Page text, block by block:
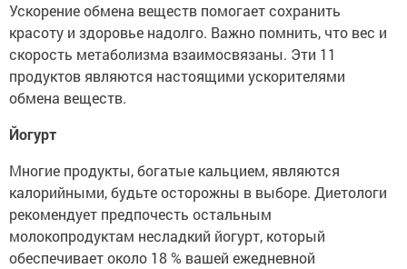
Ускорение обмена веществ помогает сохранить
красоту и здоровье надолго. Важно помнить, что вес и
скорость метаболизма взаимосвязаны. Эти 11
продуктов являются настоящими ускорителями
обмена веществ.
Йогурт
Многие продукты, богатые кальцием, являются
калорийными, будьте осторожны в выборе. Диетологи
рекомендует предпочесть остальным
молокопродуктам несладкий йогурт, который
обеспечивает около 18 % вашей ежедневной